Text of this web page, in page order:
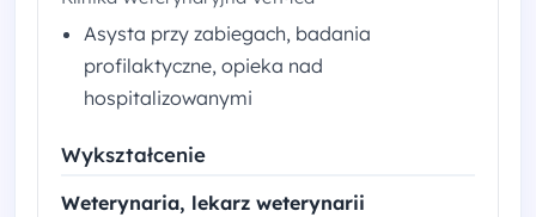
Asysta przy zabiegach, badania
profilaktyczne, opieka nad
hospitalizowanymi
Wykształcenie
Weterynaria, lekarz weterynarii